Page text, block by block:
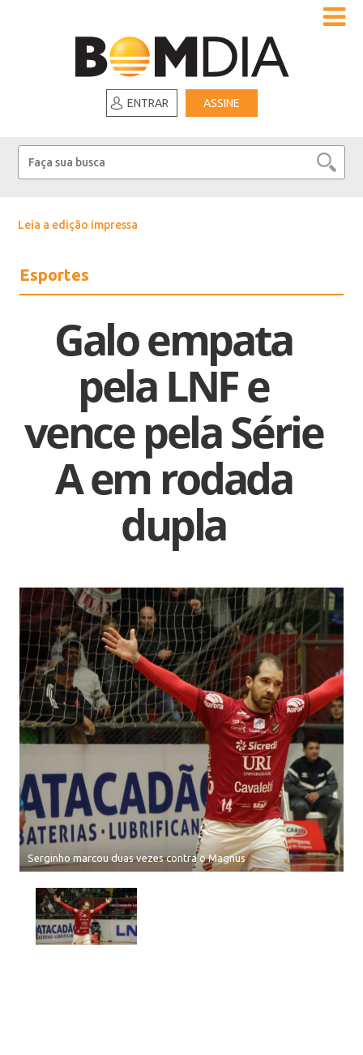
ENTRAR ASSINE
Leia a edição impressa
Esportes
Galo empata
pela LNF e
vence pela Série
A em rodada
dupla
Serginho marcou duas vezes contra o Magnus